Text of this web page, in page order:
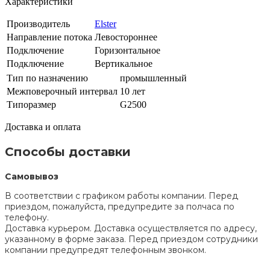
Производитель
Elster
Направление потока Левостороннее
Подключение
Горизонтальное
Подключение
Вертикальное
Тип по назначению
промышленный
Межповерочный интервал 10 лет
Типоразмер
G2500
Доставка и оплата
Способы доставки
Самовывоз
В соответствии с графиком работы компании. Перед
приездом, пожалуйста, предупредите за полчаса по
телефону.
Доставка курьером. Доставка осуществляется по адресу,
указанному в форме заказа. Перед приездом сотрудники
компании предупредят телефонным звонком.